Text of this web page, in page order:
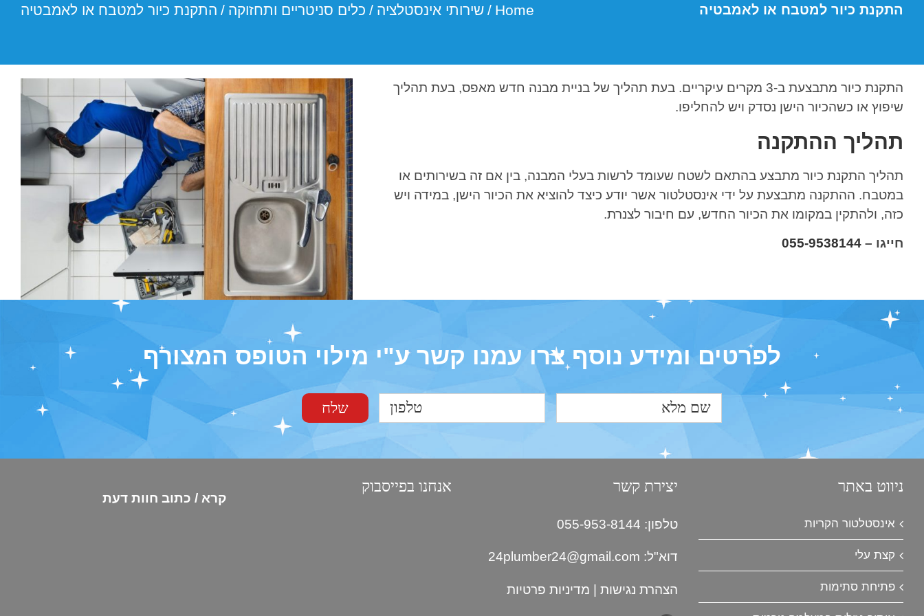
התקנת כיור למטבח או לאמבטיה Home
/ שירותי אינסטלציה / כלים סניטריים ותחזוקה / התקנת כיור למטבח או לאמבטיה
התקנת כיור מתבצעת ב-3 מקרים עיקריים. בעת תהליך של בניית מבנה חדש מאפס, בעת תהליך
שיפוץ או כשהכיור הישן נסדק ויש להחליפו.
תהליך ההתקנה
תהליך התקנת כיור מתבצע בהתאם לשטח שעומד לרשות בעלי המבנה, בין אם זה בשירותים או
במטבח. ההתקנה מתבצעת על ידי אינסטלטור אשר יודע כיצד להוציא את הכיור הישן, במידה ויש
כזה, ולהתקין במקומו את הכיור החדש, עם חיבור לצנרת.
חייגו – 055-9538144
לפרטים ומידע נוסף צרו עמנו קשר ע"י מילוי הטופס המצורף
ניווט באתר
אינסטלטור הקריות
קצת עלי
פתיחת סתימות
יצירת קשר
טלפון: 055-953-8144
דוא"ל: 24plumber24@gmail.com
הצהרת נגישות | מדיניות פרטיות
אנחנו בפייסבוק
קרא / כתוב חוות דעת